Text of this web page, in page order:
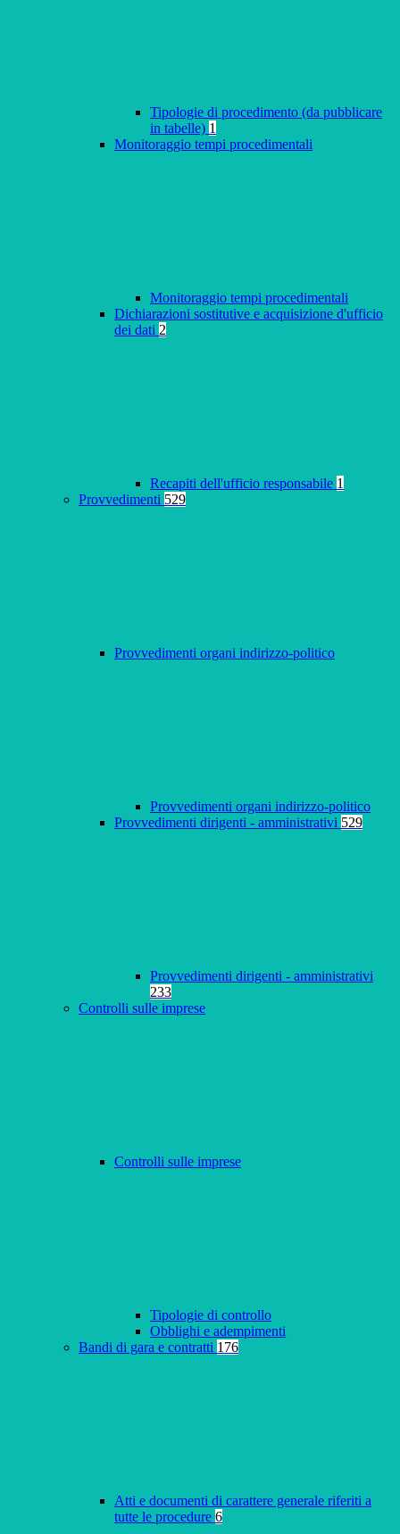
Tipologie di procedimento (da pubblicare
in tabelle) 1
Monitoraggio tempi procedimentali
Monitoraggio tempi procedimentali
Dichiarazioni sostitutive e acquisizione d'ufficio
dei dati 2
Recapiti dell'ufficio responsabile 1
Provvedimenti 529
Provvedimenti organi indirizzo-politico
Provvedimenti organi indirizzo-politico
Provvedimenti dirigenti - amministrativi 529
Provvedimenti dirigenti - amministrativi
233
Controlli sulle imprese
Controlli sulle imprese
Tipologie di controllo
Obblighi e adempimenti
Bandi di gara e contratti 176
Atti e documenti di carattere generale riferiti a
tutte le procedure 6